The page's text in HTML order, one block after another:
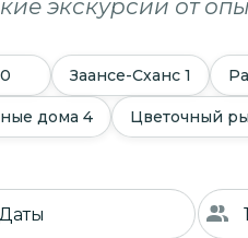
экскурсии от
Заансе-Сханс 1
дома 4 Цветочный
Даты